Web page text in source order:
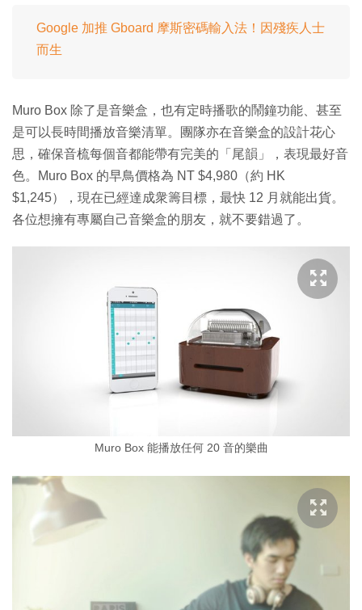
Google 加推 Gboard 摩斯密碼輸入法！因殘疾人士
而生
Muro Box 除了是音樂盒，也有定時播歌的鬧鐘功能、甚至
是可以長時間播放音樂清單。團隊亦在音樂盒的設計花心
思，確保音梳每個音都能帶有完美的「尾韻」，表現最好音
色。Muro Box 的早鳥價格為 NT $4,980（約 HK
$1,245），現在已經達成衆籌目標，最快 12 月就能出貨。
各位想擁有專屬自己音樂盒的朋友，就不要錯過了。
Muro Box 能播放任何 20 音的樂曲